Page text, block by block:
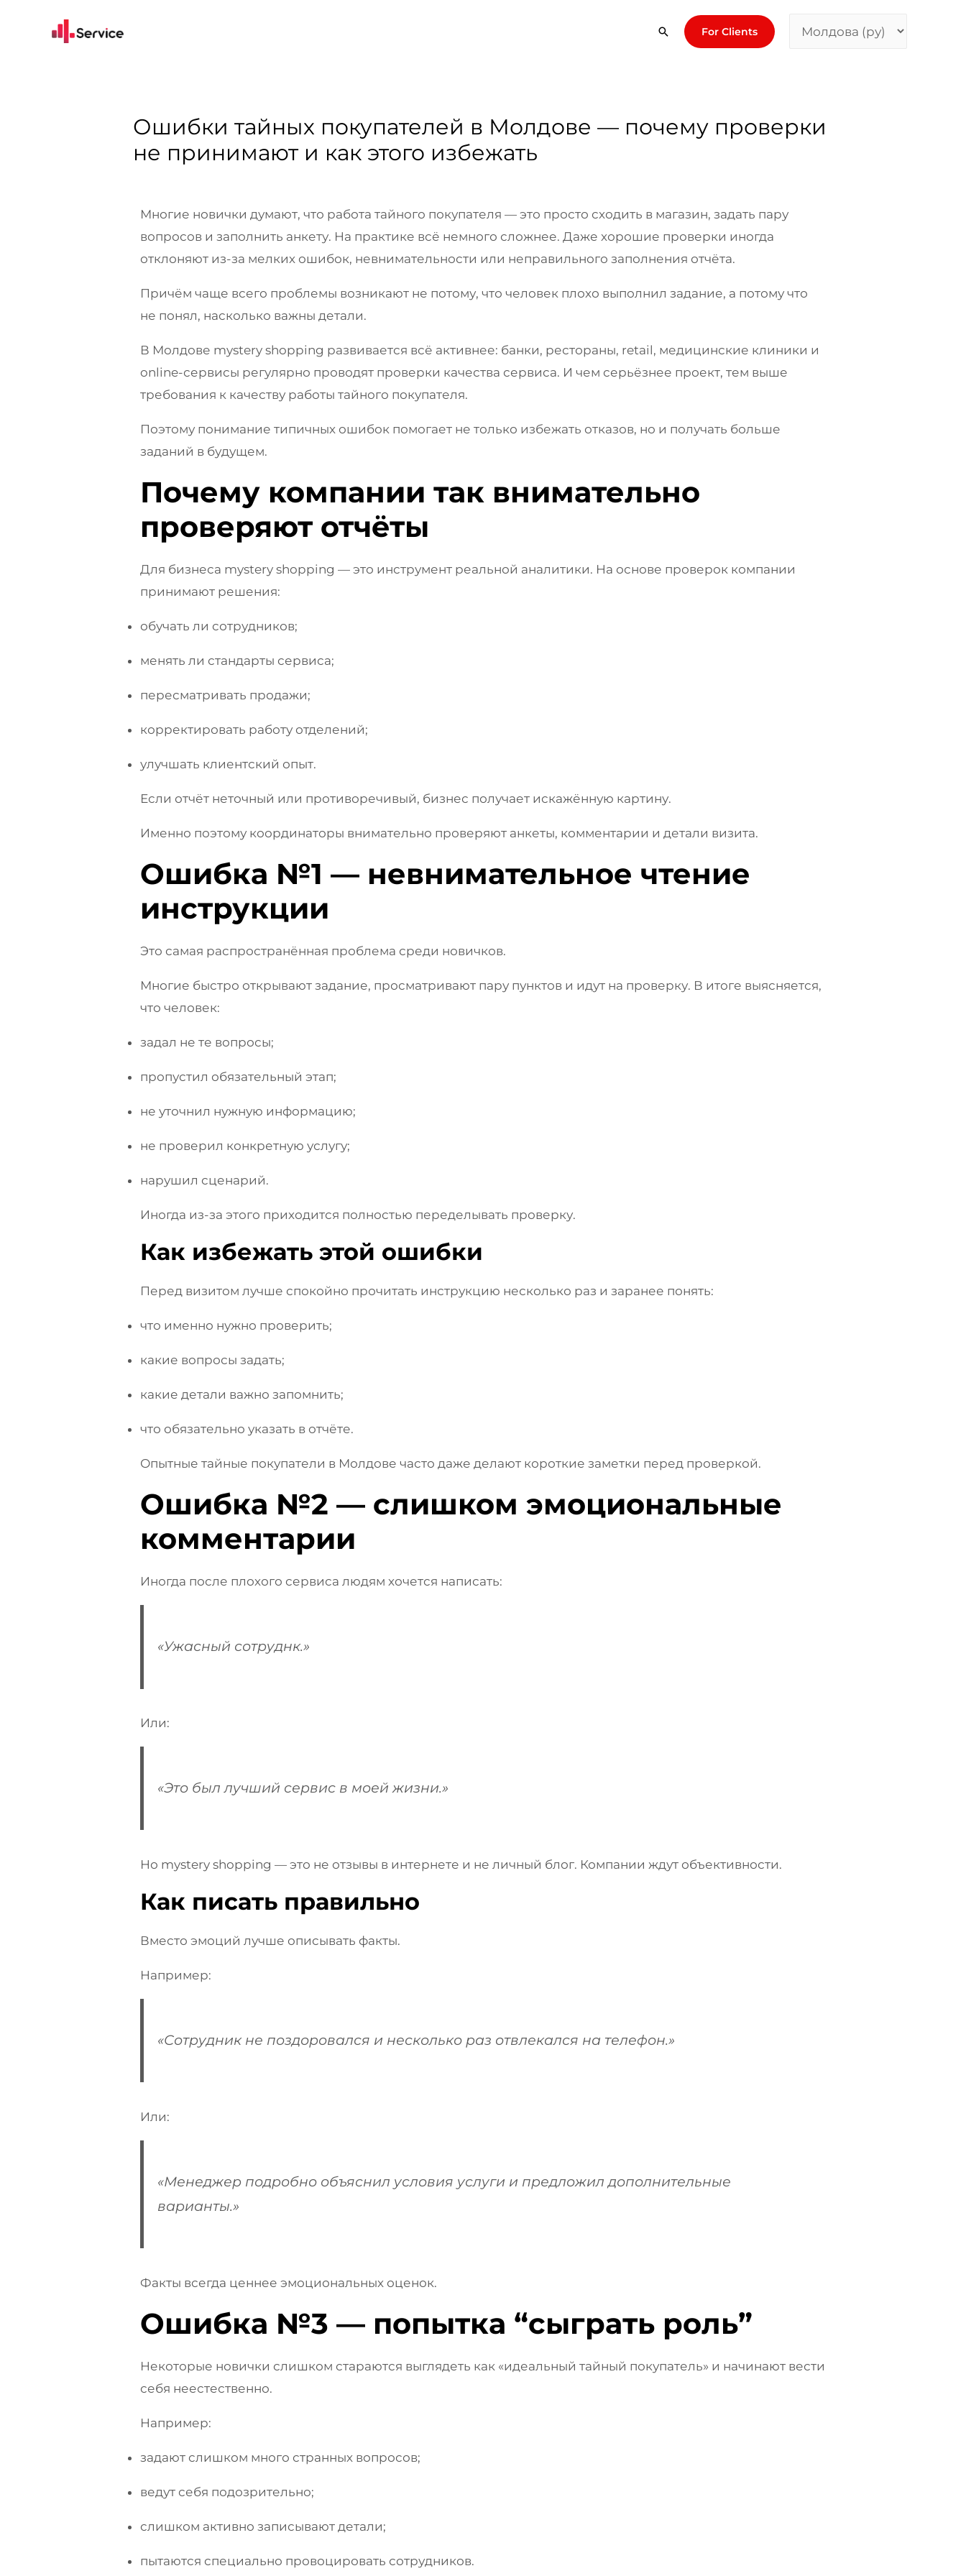
For Clients
Ошибки тайных покупателей в Молдове — почему проверки
не принимают и как этого избежать
Многие новички думают, что работа тайного покупателя — это просто сходить в магазин, задать пару
вопросов и заполнить анкету. На практике всё немного сложнее. Даже хорошие проверки иногда
отклоняют из-за мелких ошибок, невнимательности или неправильного заполнения отчёта.
Причём чаще всего проблемы возникают не потому, что человек плохо выполнил задание, а потому что
не понял, насколько важны детали.
В Молдове mystery shopping развивается всё активнее: банки, рестораны, retail, медицинские клиники и
online-сервисы регулярно проводят проверки качества сервиса. И чем серьёзнее проект, тем выше
требования к качеству работы тайного покупателя.
Поэтому понимание типичных ошибок помогает не только избежать отказов, но и получать больше
заданий в будущем.
Почему компании так внимательно
проверяют отчёты
Для бизнеса mystery shopping — это инструмент реальной аналитики. На основе проверок компании
принимают решения:
обучать ли сотрудников;
менять ли стандарты сервиса;
пересматривать продажи;
корректировать работу отделений;
улучшать клиентский опыт.
Если отчёт неточный или противоречивый, бизнес получает искажённую картину.
Именно поэтому координаторы внимательно проверяют анкеты, комментарии и детали визита.
Ошибка №1 — невнимательное чтение
инструкции
Это самая распространённая проблема среди новичков.
Многие быстро открывают задание, просматривают пару пунктов и идут на проверку. В итоге выясняется,
что человек:
задал не те вопросы;
пропустил обязательный этап;
не уточнил нужную информацию;
не проверил конкретную услугу;
нарушил сценарий.
Иногда из-за этого приходится полностью переделывать проверку.
Как избежать этой ошибки
Перед визитом лучше спокойно прочитать инструкцию несколько раз и заранее понять:
что именно нужно проверить;
какие вопросы задать;
какие детали важно запомнить;
что обязательно указать в отчёте.
Опытные тайные покупатели в Молдове часто даже делают короткие заметки перед проверкой.
Ошибка №2 — слишком эмоциональные
комментарии
Иногда после плохого сервиса людям хочется написать:
«Ужасный сотруднк.»
Или:
«Это был лучший сервис в моей жизни.»
Но mystery shopping — это не отзывы в интернете и не личный блог. Компании ждут объективности.
Как писать правильно
Вместо эмоций лучше описывать факты.
Например:
«Сотрудник не поздоровался и несколько раз отвлекался на телефон.»
Или:
«Менеджер подробно объяснил условия услуги и предложил дополнительные
варианты.»
Факты всегда ценнее эмоциональных оценок.
Ошибка №3 — попытка “сыграть роль”
Некоторые новички слишком стараются выглядеть как «идеальный тайный покупатель» и начинают вести
себя неестественно.
Например:
задают слишком много странных вопросов;
ведут себя подозрительно;
слишком активно записывают детали;
пытаются специально провоцировать сотрудников.